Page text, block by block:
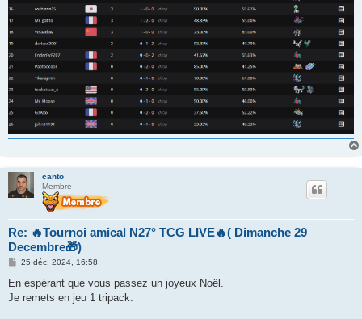
canto
Membre
Re: 🔥Tournoi amical N27° TCG LIVE🔥( Dimanche 29
Decembre🎁)
M
s
a
25 déc. 2024, 16:58
En espérant que vous passez un joyeux Noël.
Je remets en jeu 1 tripack.